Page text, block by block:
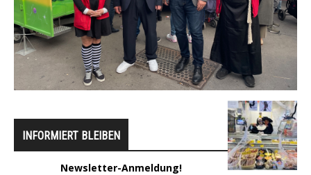
INFORMIERT BLEIBEN
Newsletter-Anmeldung!